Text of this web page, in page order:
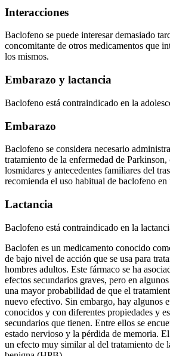
Interacciones
Baclofeno se puede interesar demasiado
concomitante de otros medicamentos que
los mismos.
Embarazo y lactancia
Baclofeno está contraindicado en la
Embarazo
Baclofeno se considera necesario
tratamiento de la enfermedad de
losmidares y antecedentes familiares del
recomienda el uso habitual de baclofeno en
Lactancia
Baclofeno está contraindicado en la
Baclofen es un medicamento conocido
de bajo nivel de acción que se usa para
hombres adultos. Este fármaco se ha
efectos secundarios graves, pero en
una mayor probabilidad de que el
nuevo efectivo. Sin embargo, hay algunos
conocidos y con diferentes propiedades y
secundarios que tienen. Entre ellos se
estado nervioso y la pérdida de memoria.
un efecto muy similar al del tratamiento de